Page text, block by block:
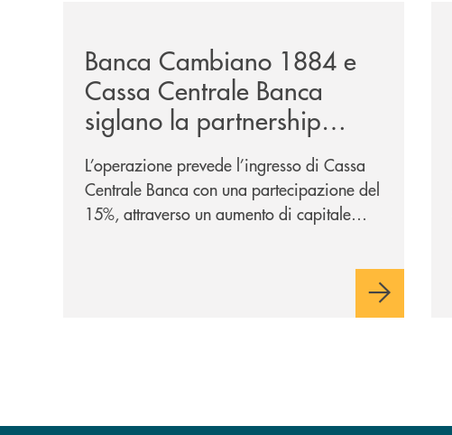
Banca Cambiano 1884 e
Cassa Centrale Banca
siglano la partnership
strategica
L’operazione prevede l’ingresso di Cassa
Centrale Banca con una partecipazione del
15%, attraverso un aumento di capitale
sulla condivisione di valori comuni e sulla
prossimità ai territori, per ampliare l’offerta